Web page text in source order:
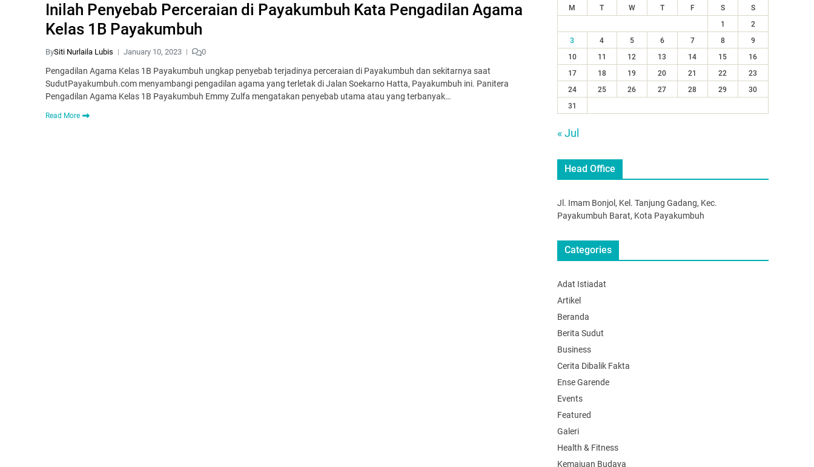
Inilah Penyebab Perceraian di Payakumbuh Kata Pengadilan Agama
Kelas 1B Payakumbuh
BySiti Nurlaila Lubis January 10, 2023 0
Pengadilan Agama Kelas 1B Payakumbuh ungkap penyebab terjadinya perceraian di Payakumbuh dan sekitarnya saat
SudutPayakumbuh.com menyambangi pengadilan agama yang terletak di Jalan Soekarno Hatta, Payakumbuh ini. Panitera
Pengadilan Agama Kelas 1B Payakumbuh Emmy Zulfa mengatakan penyebab utama atau yang terbanyak…
Read More
M T W T F S
S
1
2
3
4 5 6 7 8
9
10
11 12 13 14 15
16
17
18 19 20 21 22
23
24
25 26 27 28 29
30
31
« Jul
Head Office
Jl. Imam Bonjol, Kel. Tanjung Gadang, Kec.
Payakumbuh Barat, Kota Payakumbuh
Categories
Adat Istiadat
Artikel
Beranda
Berita Sudut
Business
Cerita Dibalik Fakta
Ense Garende
Events
Featured
Galeri
Health & Fitness
Kemajuan Budaya